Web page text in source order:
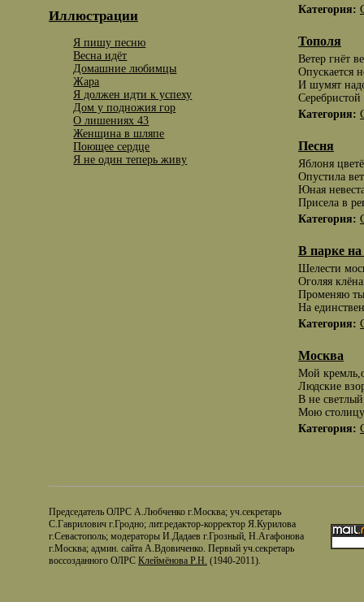
Иллюстрации
Я пишу песню
Весна идёт
Домашние любимцы
Жара
Я должен идти к успеху
Дом у подножия гор
О лишениях 43
Женщина в шляпе
Поющее сердце
Я не один теперь живу
Категория:
Тополя
Ветер гнёт
Опускается
И шумят
Серебристой
Категория:
Песня
Яблоня
Опустила
Юная
Присела в
Категория:
В парке
Шелести
Оголяя
Променяю
На
Категория:
Москва
Мой
Людские
В не светлый
Мою
Категория:
Председатель ОЛРС А.Любченко г.Москва; уч.секретарь
С.Гаврилович г.Гродно; лит.редактор-корректор Я.Курилова
г.Севастополь; модераторы И.Дадаев г.Грозный, Н.Агафонова
г.Москва; админ. сайта А.Вдовиченко. Первый уч.секретарь
воссозданного ОЛРС Клеймёнова Р.Н. (1940-2011).